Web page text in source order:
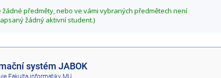
předměty, nebo ve vámi vybraných předmětech není
žádný aktivní student.)
systém JABOK